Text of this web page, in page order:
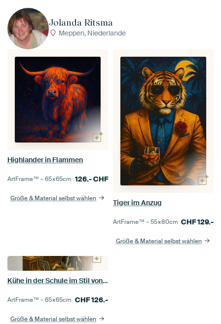
Jolanda Ritsma
Meppen, Niederlande
Highlander in Flammen
ArtFrame™ –65×65cm 126.-CHF
Größe & Material selbst wählen
Tiger im Anzug
ArtFrame™ –55×80cm CHF129.-
Größe & Material selbst wählen
Kühe in der Schule im Stil von Salvador Dali
ArtFrame™ –65×65cm CHF126.-
Größe & Material selbst wählen